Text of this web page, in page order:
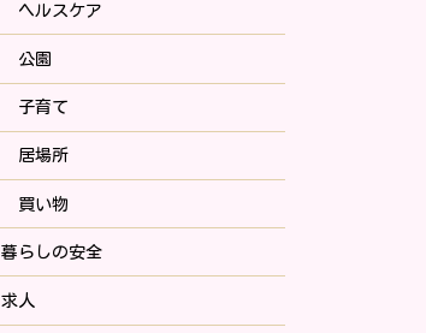
ヘルスケア
公園
子育て
居場所
買い物
暮らしの安全
求人